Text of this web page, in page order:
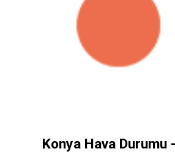
Konya Hava Durumu